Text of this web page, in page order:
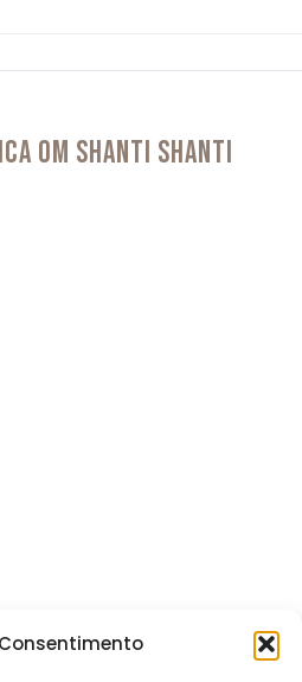
OM SHANTI SHANTI